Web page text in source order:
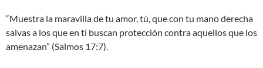
“Muestra la maravilla de tu amor, tú, que con tu mano derecha
salvas a los que en ti buscan protección contra aquellos que los
amenazan” (Salmos 17:7).